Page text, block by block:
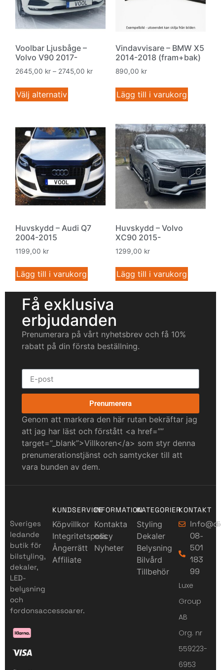
Voolbar Ljusbåge –
Volvo V90 2017-
2645,00 kr – 2745,00 kr
Välj alternativ
Vindavvisare – BMW X5
2014-2018 (fram+bak)
890,00 kr
Lägg till i varukorg
Huvskydd – Audi Q7
2004-2015
1199,00 kr
Lägg till i varukorg
Huvskydd – Volvo
XC90 2015-
1299,00 kr
Lägg till i varukorg
Få exklusiva
erbjudanden
Prenumerara på vårt nyhetsbrev och få 10%
rabatt på din första beställning.
Prenumerera
Genom att markera den här rutan bekräftar jag
att jag har läst och förstått <a href=””
target=”_blank”>Villkoren</a> som styr denna
prenumerationstjänst och samtycker till att
vara bunden av dem.
Sveriges
ledande
butik för
bilstyling,
dekaler,
LED-
belysning
och
fordonsaccessoarer.
KUNDSERVICE
Köpvillkor
Integritetspolicy
Ångerrätt
Affiliate
INFORMATION
Kontakta
oss
Nyheter
KATEGORIER
Styling
Dekaler
Belysning
Bilvård
Tillbehör
KONTAKT
08-
501
183
99
Luxe
Group
AB
Org. nr
559223-
6953